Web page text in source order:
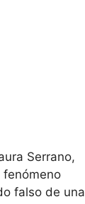
Serrano,
falso de una